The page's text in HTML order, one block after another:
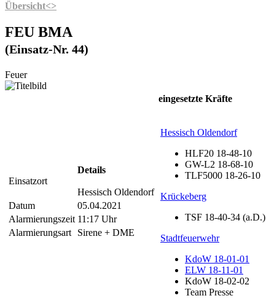
Übersicht<>
FEU BMA
(Einsatz-Nr. 44)
Feuer
Einsatzort
Details
Hessisch Oldendorf
Datum
05.04.2021
Alarmierungszeit 11:17 Uhr
Alarmierungsart
Sirene + DME
eingesetzte Kräfte
Hessisch Oldendorf
HLF20 18-48-10
GW-L2 18-68-10
TLF5000 18-26-10
Krückeberg
TSF 18-40-34 (a.D.)
Stadtfeuerwehr
KdoW 18-01-01
ELW 18-11-01
KdoW 18-02-02
Team Presse